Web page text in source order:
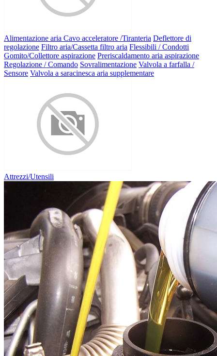
Alimentazione aria Cavo acceleratore /Tiranteria Deflettore di
regolazione Filtro aria/Cassetta filtro aria Flessibili / Condotti
Gomito/Collettore aspirazione Preriscaldamento aria aspirazione
Regolazione / Comando Sovralimentazione Valvola a farfalla /
Sensore Valvola a saracinesca aria supplementare
Attrezzi/Utensili